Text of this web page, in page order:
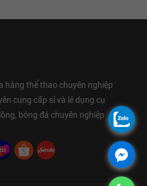
hàng thể thao chuyên nghiệp
cung cấp sỉ và lẻ dụng cụ
bóng đá chuyên nghiệp